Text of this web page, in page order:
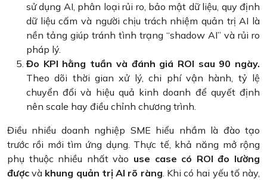
sử dụng AI, phân loại rủi ro, bảo mật dữ liệu, quy định
dữ liệu cấm và người chịu trách nhiệm quản trị AI là
nền tảng giúp tránh tình trạng “shadow AI” và rủi ro
pháp lý.
Đo KPI hằng tuần và đánh giá ROI sau 90 ngày.
Theo dõi thời gian xử lý, chi phí vận hành, tỷ lệ
chuyển đổi và hiệu quả kinh doanh để quyết định
nên scale hay điều chỉnh chương trình.
Điều nhiều doanh nghiệp SME hiểu nhầm là đào tạo
trước rồi mới tìm ứng dụng. Thực tế, khả năng mở rộng
phụ thuộc nhiều nhất vào use case có ROI đo lường
được và khung quản trị AI rõ ràng. Khi có hai yếu tố này,